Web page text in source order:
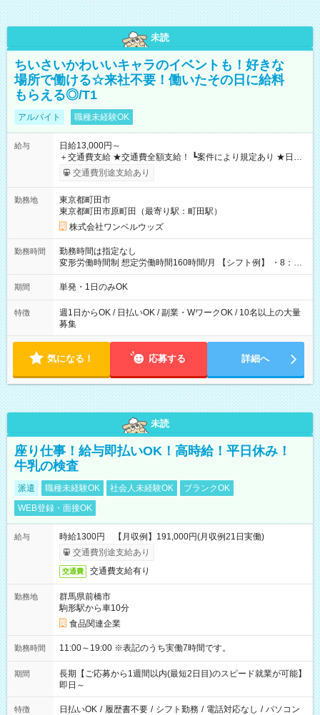
未読
ちいさいかわいいキャラのイベントも！好きな
場所で働ける☆来社不要！働いたその日に給料
もらえる◎/T1
アルバイト 職種未経験OK
給与
日給13,000円～
＋交通費支給 ★交通費全額支給！ ┗案件により規定あり ★日払
いOK！（規定あり） ┗働いたその日に現金GET♪ お仕事後はコ
ンビニATMから 日払い分を引き落とせます！ 【試用期間】試
交通費別途支給あり
勤務地
東京都町田市
東京都町田市原町田（最寄り駅：町田駅）
株式会社ワンベルウッズ
勤務時間
勤務時間は指定なし
変形労働時間制 想定労働時間160時間/月 【シフト例】 ・8：00
～21：00
期間 単発・1日のみOK
特徴
週1日からOK / 日払いOK / 副業・WワークOK / 10名以上の大量
募集
気になる！ 応募する 詳細へ
未読
座り仕事！給与即払いOK！高時給！平日休み！
牛乳の検査
派遣 職種未経験OK 社会人未経験OK
ブランクOK
WEB登録・面接OK
給与
時給1300円 【月収例】191,000円(月収例21日実働)
交通費別途支給あり
交通費 交通費支給有り
勤務地
群馬県前橋市
駒形駅から車10分
食品関連企業
勤務時間 11:00～19:00 ※表記のうち実働7時間です。
期間
長期【ご応募から1週間以内(最短2日目)のスピード就業が可能】
即日～
特徴 日払いOK / 履歴書不要 / シフト勤務 / 電話対応なし / パソコン